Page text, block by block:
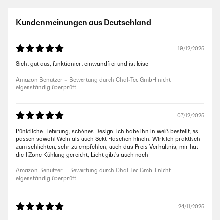
Kundenmeinungen aus Deutschland
19/12/2025
Sieht gut aus, funktioniert einwandfrei und ist leise
Amazon Benutzer – Bewertung durch Chal-Tec GmbH nicht
eigenständig überprüft
07/12/2025
Pünktliche Lieferung, schönes Design, ich habe ihn in weiß bestellt, es
passen sowohl Wein als auch Sekt Flaschen hinein. Wirklich praktisch
zum schlichten, sehr zu empfehlen, auch das Preis Verhältnis, mir hat
die 1 Zone Kühlung gereicht, Licht gibt's auch noch
Amazon Benutzer – Bewertung durch Chal-Tec GmbH nicht
eigenständig überprüft
24/11/2025